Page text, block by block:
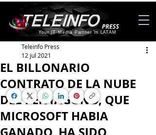
Your IT Media Partner in LATAM
EL BILLONARIO
CONTRATO DE LA NUBE
DEL PENTÁGONO, QUE
MICROSOFT HABIA
Teleinfo Press
12 jul 2021